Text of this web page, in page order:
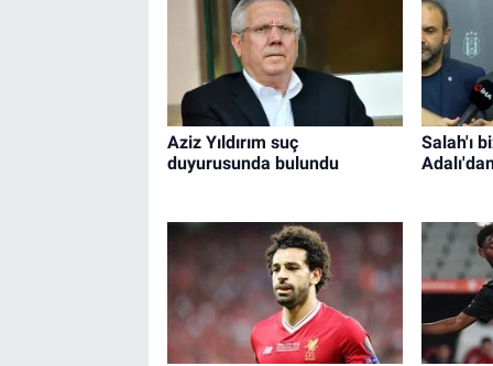
Aziz Yıldırım suç
duyurusunda bulundu
Salah'ı